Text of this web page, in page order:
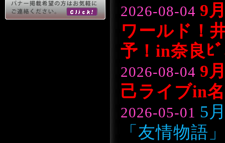
2026-08-04 9
ワールド！
予！in奈良ﾋ
2026-08-04 9
己ライブin
2026-05-01 5
「友情物語